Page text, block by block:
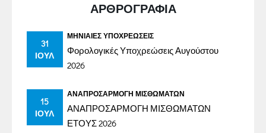
ΑΡΘΡΟΓΡΑΦΙΑ
31
ΙΟΎΛ
ΜΗΝΙΑΊΕΣ ΥΠΟΧΡΕΏΣΕΙΣ
Φορολογικές Υποχρεώσεις Αυγούστου
2026
15
ΙΟΎΛ
ΑΝΑΠΡΟΣΑΡΜΟΓΉ ΜΙΣΘΩΜΆΤΩΝ
ΑΝΑΠΡΟΣΑΡΜΟΓΗ ΜΙΣΘΩΜΑΤΩΝ
ΕΤΟΥΣ 2026